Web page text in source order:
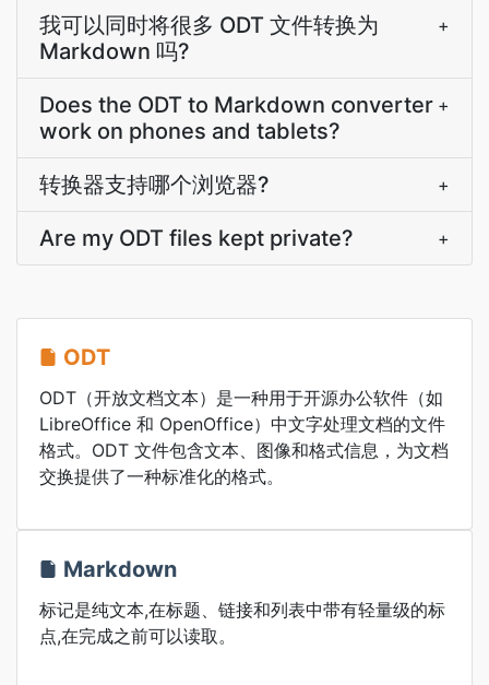
我可以同时将很多 ODT 文件转换为
Markdown 吗?
+
Does the ODT to Markdown converter
work on phones and tablets?
+
转换器支持哪个浏览器? +
Are my ODT files kept private? +
ODT
ODT（开放文档文本）是一种用于开源办公软件（如
LibreOffice 和 OpenOffice）中文字处理文档的文件
格式。ODT 文件包含文本、图像和格式信息，为文档
交换提供了一种标准化的格式。
Markdown
标记是纯文本,在标题、链接和列表中带有轻量级的标
点,在完成之前可以读取。